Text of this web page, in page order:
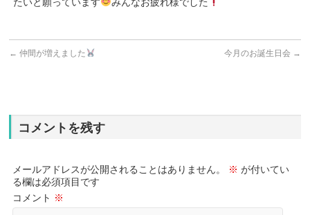
← 仲間が増えました 今月のお誕生日会 →
コメントを残す
メールアドレスが公開されることはありません。 ※ が付いてい
る欄は必須項目です
コメント ※